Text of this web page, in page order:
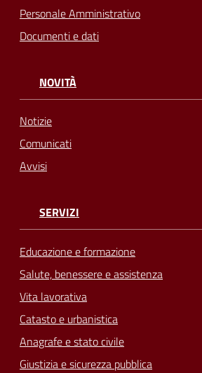
Personale Amministrativo
Documenti e dati
NOVITÀ
Notizie
Comunicati
Avvisi
SERVIZI
Educazione e formazione
Salute, benessere e assistenza
Vita lavorativa
Catasto e urbanistica
Anagrafe e stato civile
Giustizia e sicurezza pubblica